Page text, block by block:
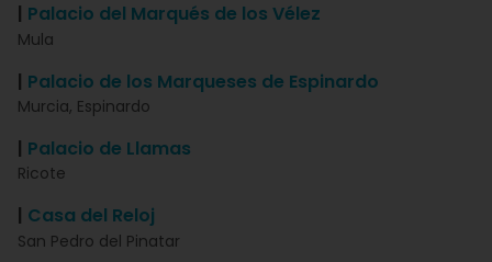
| Palacio del Marqués de los Vélez
Mula
| Palacio de los Marqueses de Espinardo
Murcia, Espinardo
| Palacio de Llamas
Ricote
| Casa del Reloj
San Pedro del Pinatar